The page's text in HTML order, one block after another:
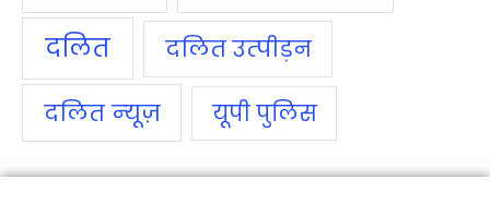
दलित दलित उत्‍पीड़न
दलित न्‍यूज़ यूपी पुलिस